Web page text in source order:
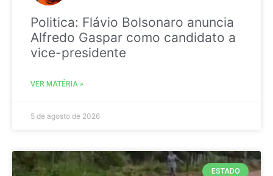
Politica: Flávio Bolsonaro anuncia
Alfredo Gaspar como candidato a
vice-presidente
VER MATÉRIA »
5 de agosto de 2026
ESTADO